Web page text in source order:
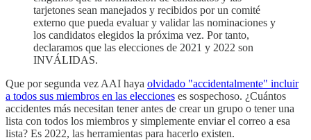
tarjetones sean manejados y recibidos por un comité
externo que pueda evaluar y validar las nominaciones y
los candidatos elegidos la próxima vez. Por tanto,
declaramos que las elecciones de 2021 y 2022 son
INVÁLIDAS.
Que por segunda vez AAI haya olvidado "accidentalmente" incluir
a todos sus miembros en las elecciones es sospechoso. ¿Cuántos
accidentes más necesitan tener antes de crear un grupo o tener una
lista con todos los miembros y simplemente enviar el correo a esa
lista? Es 2022, las herramientas para hacerlo existen.